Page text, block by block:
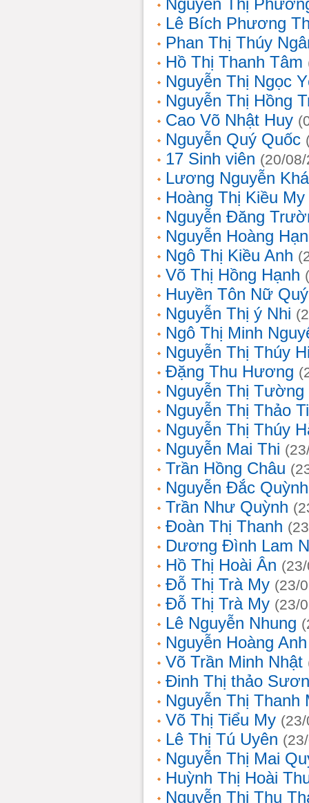
Nguyễn Thị
Lê Bích Phương
Phan Thị Thúy
Hồ Thị Thanh Tâm
Nguyễn Thị Ngọc
Nguyễn Thị Hồng
Cao Võ Nhật Huy
Nguyễn Quý Quốc
17 Sinh viên (20/
Lương Nguyễn
Hoàng Thị Kiều My
Nguyễn Đăng
Nguyễn Hoàng
Ngô Thị Kiều Anh
Võ Thị Hồng Hạnh
Huyền Tôn Nữ
Nguyễn Thị ý Nhi
Ngô Thị Minh
Nguyễn Thị Thúy
Đặng Thu Hương
Nguyễn Thị Tường
Nguyễn Thị Thảo
Nguyễn Thị Thúy
Nguyễn Mai Thi
Trần Hồng Châu
Nguyễn Đắc
Trần Như Quỳnh
Đoàn Thị Thanh
Dương Đình Lam
Hồ Thị Hoài Ân
Đỗ Thị Trà My (23/
Đỗ Thị Trà My (23/
Lê Nguyễn Nhung
Nguyễn Hoàng Anh
Võ Trần Minh Nhật
Đinh Thị thảo
Nguyễn Thị Thanh
Võ Thị Tiểu My
Lê Thị Tú Uyên
Nguyễn Thị Mai
Huỳnh Thị Hoài
Nguyễn Thị Thu